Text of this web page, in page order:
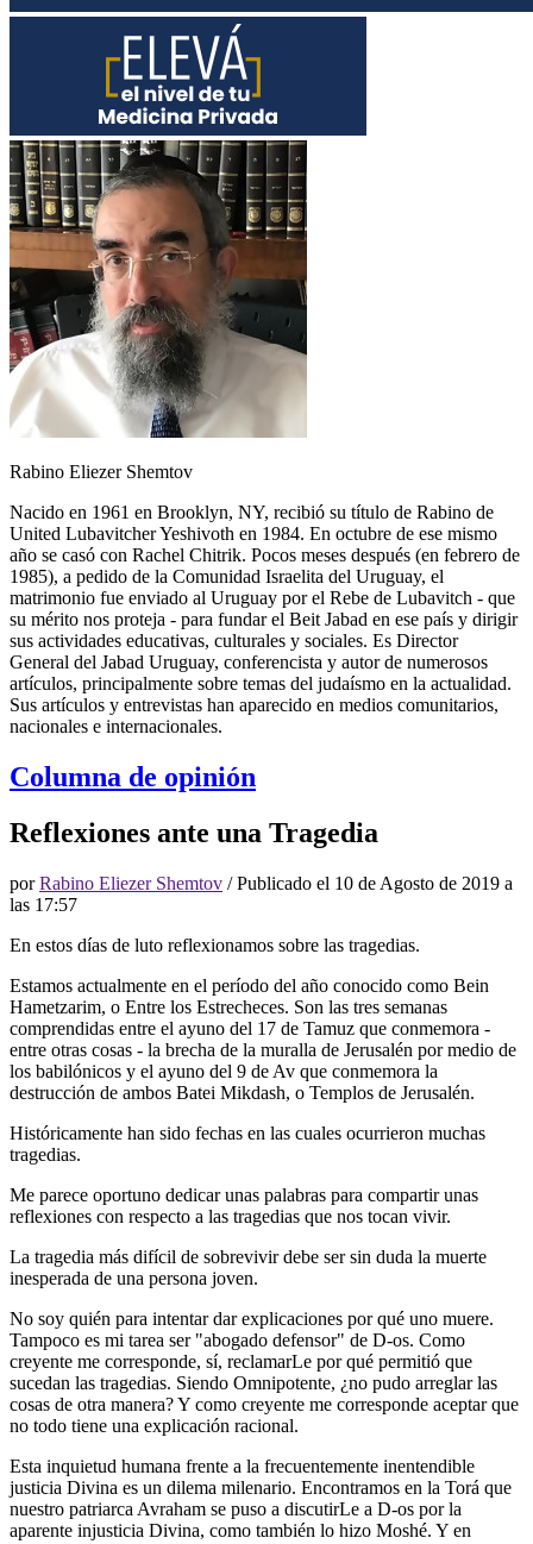
Rabino Eliezer Shemtov
Nacido en 1961 en Brooklyn, NY, recibió su título de Rabino de
United Lubavitcher Yeshivoth en 1984. En octubre de ese mismo
año se casó con Rachel Chitrik. Pocos meses después (en febrero de
1985), a pedido de la Comunidad Israelita del Uruguay, el
matrimonio fue enviado al Uruguay por el Rebe de Lubavitch - que
su mérito nos proteja - para fundar el Beit Jabad en ese país y dirigir
sus actividades educativas, culturales y sociales. Es Director
General del Jabad Uruguay, conferencista y autor de numerosos
artículos, principalmente sobre temas del judaísmo en la actualidad.
Sus artículos y entrevistas han aparecido en medios comunitarios,
nacionales e internacionales.
Columna de opinión
Reflexiones ante una Tragedia
porRabino Eliezer Shemtov / Publicado el 10 de Agosto de 2019 a
las 17:57
En estos días de luto reflexionamos sobre las tragedias.
Estamos actualmente en el período del año conocido como Bein
Hametzarim, o Entre los Estrecheces. Son las tres semanas
comprendidas entre el ayuno del 17 de Tamuz que conmemora -
entre otras cosas - la brecha de la muralla de Jerusalén por medio de
los babilónicos y el ayuno del 9 de Av que conmemora la
destrucción de ambos Batei Mikdash, o Templos de Jerusalén.
Históricamente han sido fechas en las cuales ocurrieron muchas
tragedias.
Me parece oportuno dedicar unas palabras para compartir unas
reflexiones con respecto a las tragedias que nos tocan vivir.
La tragedia más difícil de sobrevivir debe ser sin duda la muerte
inesperada de una persona joven.
No soy quién para intentar dar explicaciones por qué uno muere.
Tampoco es mi tarea ser "abogado defensor" de D-os. Como
creyente me corresponde, sí, reclamarLe por qué permitió que
sucedan las tragedias. Siendo Omnipotente, ¿no pudo arreglar las
cosas de otra manera? Y como creyente me corresponde aceptar que
no todo tiene una explicación racional.
Esta inquietud humana frente a la frecuentemente inentendible
justicia Divina es un dilema milenario. Encontramos en la Torá que
nuestro patriarca Avraham se puso a discutirLe a D-os por la
aparente injusticia Divina, como también lo hizo Moshé. Y en